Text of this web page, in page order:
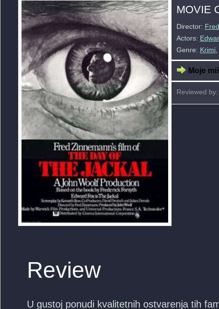
MOVIE
Director:
Actors:
Genre: Krimi,
Moje
Reviewed
Review
U gustoj ponudi kvalitetnih ostvarenja tih